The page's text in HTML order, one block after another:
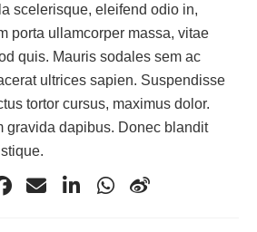
scelerisque, eleifend odio in,
porta ullamcorper massa, vitae
quis. Mauris sodales sem ac
ultrices sapien. Suspendisse
tortor cursus, maximus dolor.
gravida dapibus. Donec blandit